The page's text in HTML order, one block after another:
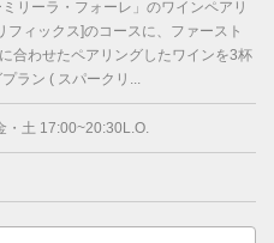
リーラ・フォーレ」のワインペアリ
ィックス]のコースに、ファースト
合わせたペアリングしたワインを3杯
ラン ( スパークリ...
土 17:00~20:30L.O.